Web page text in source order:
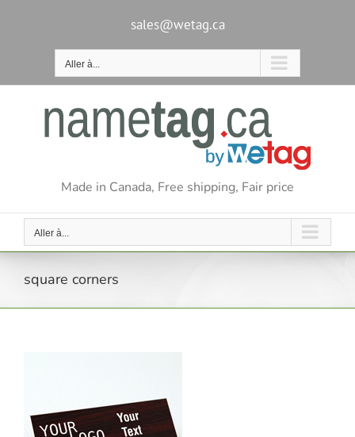
sales@wetag.ca
Aller à...
Made in Canada, Free shipping, Fair price
Aller à...
square corners